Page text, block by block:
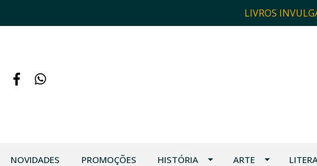
LIVROS
NOVIDADES PROMOÇÕES HISTÓRIA ARTE